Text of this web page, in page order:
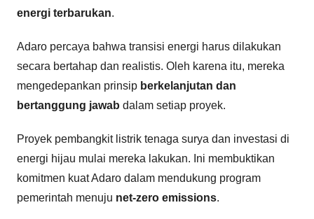
energi terbarukan.
Adaro percaya bahwa transisi energi harus dilakukan
secara bertahap dan realistis. Oleh karena itu, mereka
mengedepankan prinsip berkelanjutan dan
bertanggung jawab dalam setiap proyek.
Proyek pembangkit listrik tenaga surya dan investasi di
energi hijau mulai mereka lakukan. Ini membuktikan
komitmen kuat Adaro dalam mendukung program
pemerintah menuju net-zero emissions.